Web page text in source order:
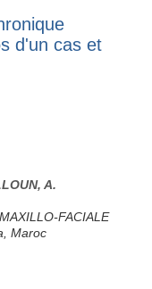
d'un cas et
A.
FACIALE
Maroc